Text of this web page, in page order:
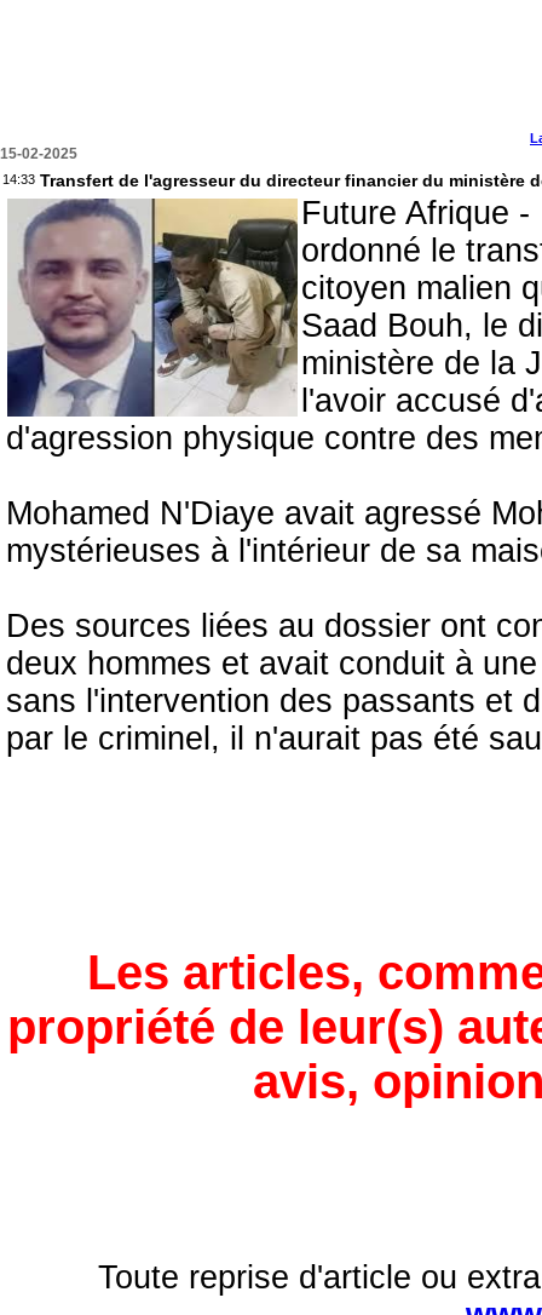
15-02-2025
14:33 Transfert de l'agresseur du directeur financier du ministère
Future Afrique
ordonné le
citoyen malien
Saad Bouh, le
ministère de la
l'avoir accusé
d'agression physique contre des
Mohamed N'Diaye avait agressé
mystérieuses à l'intérieur de sa
Des sources liées au dossier ont
deux hommes et avait conduit à
sans l'intervention des passants et
par le criminel, il n'aurait pas été
Les articles,
propriété de leur(s)
avis,
Toute reprise d'article ou